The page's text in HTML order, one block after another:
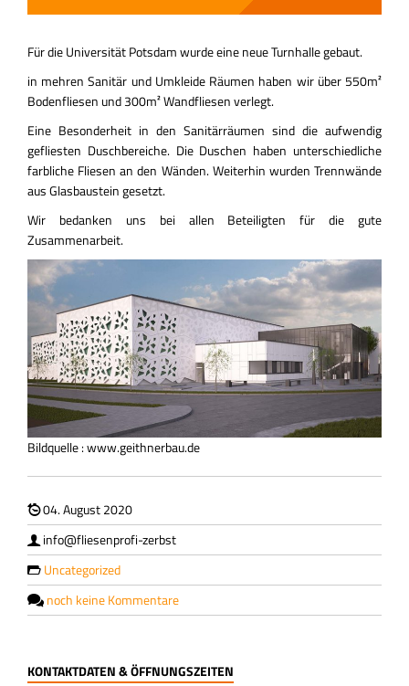
KONTAKT
Für die Universität Potsdam wurde eine neue Turnhalle gebaut.
in mehren Sanitär und Umkleide Räumen haben wir über 550m²
Bodenfliesen und 300m² Wandfliesen verlegt.
Eine Besonderheit in den Sanitärräumen sind die aufwendig
gefliesten Duschbereiche. Die Duschen haben unterschiedliche
farbliche Fliesen an den Wänden. Weiterhin wurden Trennwände
aus Glasbaustein gesetzt.
Wir bedanken uns bei allen Beteiligten für die gute
Zusammenarbeit.
Bildquelle : www.geithnerbau.de
04. August 2020
info@fliesenprofi-zerbst
Uncategorized
noch keine Kommentare
KONTAKTDATEN & ÖFFNUNGSZEITEN